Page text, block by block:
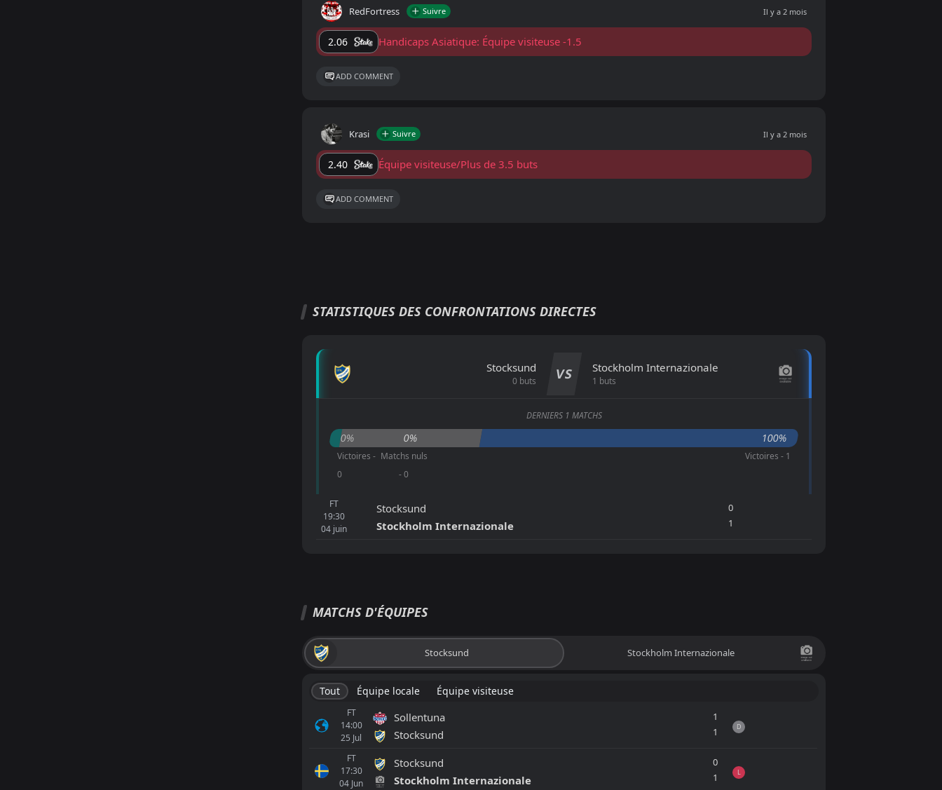
RedFortress Suivre Il y a 2 mois
2.06 Handicaps Asiatique: Équipe visiteuse -1.5
ADD COMMENT
Krasi Suivre Il y a 2 mois
2.40 Équipe visiteuse/Plus de 3.5 buts
ADD COMMENT
STATISTIQUES DES CONFRONTATIONS DIRECTES
Stocksund
0 buts VS Stockholm Internazionale
1 buts
DERNIERS 1 MATCHS
0% 0% 100%
Victoires -
0
Matchs nuls
- 0
Victoires - 1
FT
19:30
04 juin
Stocksund
Stockholm Internazionale
0
1
MATCHS D'ÉQUIPES
Stocksund Stockholm Internazionale
Tout Équipe locale Équipe visiteuse
FT
14:00
25 Jul
Sollentuna
Stocksund
1
1
D
FT
17:30
04 Jun
Stocksund
Stockholm Internazionale
0
1
L